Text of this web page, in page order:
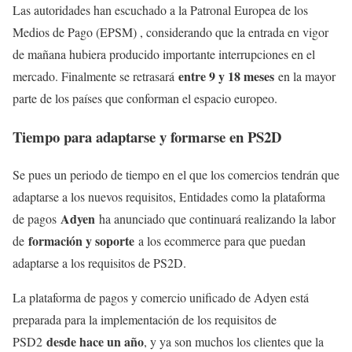
Las autoridades han escuchado a la Patronal Europea de los
Medios de Pago (EPSM) , considerando que la entrada en vigor
de mañana hubiera producido importante interrupciones en el
mercado. Finalmente se retrasará entre 9 y 18 meses en la mayor
parte de los países que conforman el espacio europeo.
Tiempo para adaptarse y formarse en PS2D
Se pues un periodo de tiempo en el que los comercios tendrán que
adaptarse a los nuevos requisitos, Entidades como la plataforma
de pagos Adyen ha anunciado que continuará realizando la labor
de formación y soporte a los ecommerce para que puedan
adaptarse a los requisitos de PS2D.
La plataforma de pagos y comercio unificado de Adyen está
preparada para la implementación de los requisitos de
PSD2 desde hace un año, y ya son muchos los clientes que la